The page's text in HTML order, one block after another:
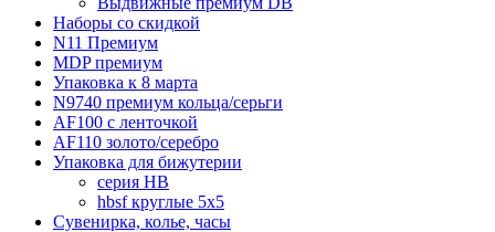
Наборы со скидкой
N11 Премиум
MDP премиум
Упаковка к 8 марта
N9740 премиум кольца/серьги
AF100 с ленточкой
AF110 золото/серебро
Упаковка для бижутерии
серия HB
hbsf круглые 5x5
Сувенирка, колье, часы